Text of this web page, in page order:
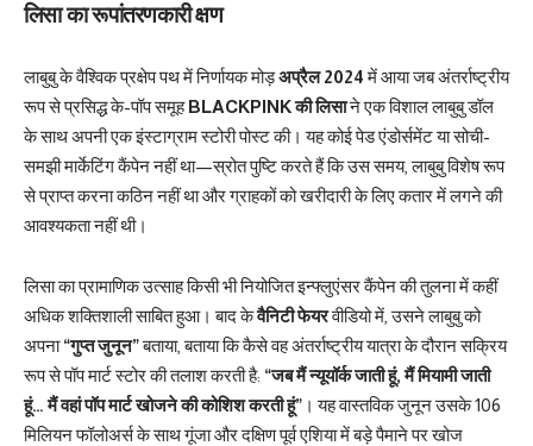
लिसा का रूपांतरणकारी क्षण
लाबुबु के वैश्विक प्रक्षेप पथ में निर्णायक मोड़अप्रैल 2024में आया जब अंतर्राष्ट्रीय
रूप से प्रसिद्ध के-पॉप समूहBLACKPINK की लिसाने एक विशाल लाबुबु डॉल
के साथ अपनी एक इंस्टाग्राम स्टोरी पोस्ट की। यह कोई पेड एंडोर्समेंट या सोची-
समझी मार्केटिंग कैंपेन नहीं था—स्रोत पुष्टि करते हैं कि उस समय, लाबुबु विशेष रूप
से प्राप्त करना कठिन नहीं था और ग्राहकों को खरीदारी के लिए कतार में लगने की
आवश्यकता नहीं थी।
लिसा का प्रामाणिक उत्साह किसी भी नियोजित इन्फ्लुएंसर कैंपेन की तुलना में कहीं
अधिक शक्तिशाली साबित हुआ। बाद केवैनिटी फेयरवीडियो में, उसने लाबुबु को
अपना“गुप्त जुनून”बताया, बताया कि कैसे वह अंतर्राष्ट्रीय यात्रा के दौरान सक्रिय
रूप से पॉप मार्ट स्टोर की तलाश करती है: “जब मैं न्यूयॉर्क जाती हूं, मैं मियामी जाती
हूं… मैं वहां पॉप मार्ट खोजने की कोशिश करती हूं” । यह वास्तविक जुनून उसके 106
मिलियन फॉलोअर्स के साथ गूंजा और दक्षिण पूर्व एशिया में बड़े पैमाने पर खोज